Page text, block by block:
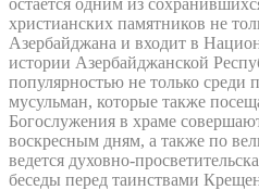
христианских памятников не
Азербайджана и входит в
истории Азербайджанской
популярностью не только среди
мусульман, которые также
Богослужения в храме
воскресным дням, а также по
ведется духовно-
беседы перед таинствами